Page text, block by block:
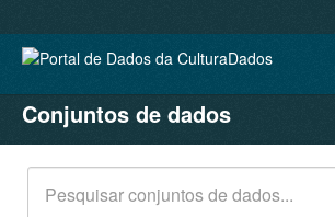
CONJUNTOS DE DADOS
ORGANIZAÇÕES
GRUPOS
Conjuntos de dados